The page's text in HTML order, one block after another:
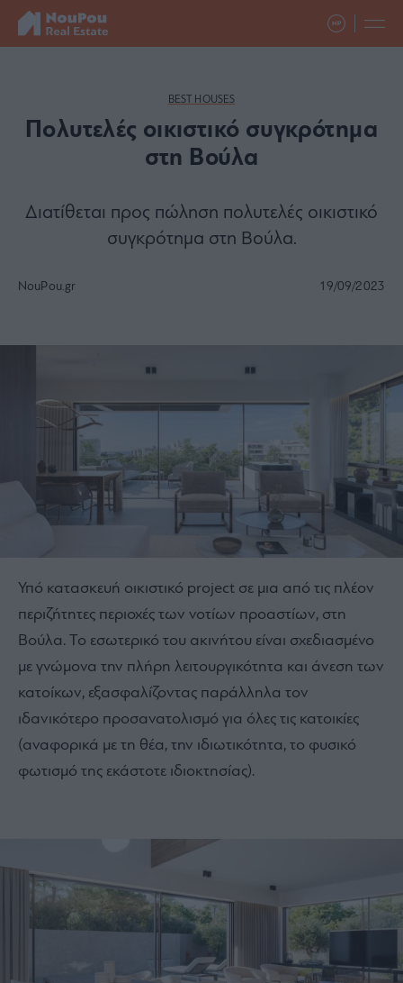
BEST HOUSES
Πολυτελές οικιστικό συγκρότημα
στη Βούλα
Διατίθεται προς πώληση πολυτελές οικιστικό
συγκρότημα στη Βούλα.
NouPou.gr 19/09/2023
Υπό κατασκευή οικιστικό project σε μια από τις πλέον
περιζήτητες περιοχές των νοτίων προαστίων, στη
Βούλα. Το εσωτερικό του ακινήτου είναι σχεδιασμένο
με γνώμονα την πλήρη λειτουργικότητα και άνεση των
κατοίκων, εξασφαλίζοντας παράλληλα τον
ιδανικότερο προσανατολισμό για όλες τις κατοικίες
(αναφορικά με τη θέα, την ιδιωτικότητα, το φυσικό
φωτισμό της εκάστοτε ιδιοκτησίας).